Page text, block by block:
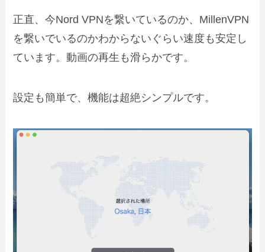
正直、今Nord VPNを繋いているのか、MillenVPN
を繋いでいるのかわからないぐらい速度も安定し
ています。動画の再生も滑らかです。
設定も簡単で、機能は超絶シンプルです。